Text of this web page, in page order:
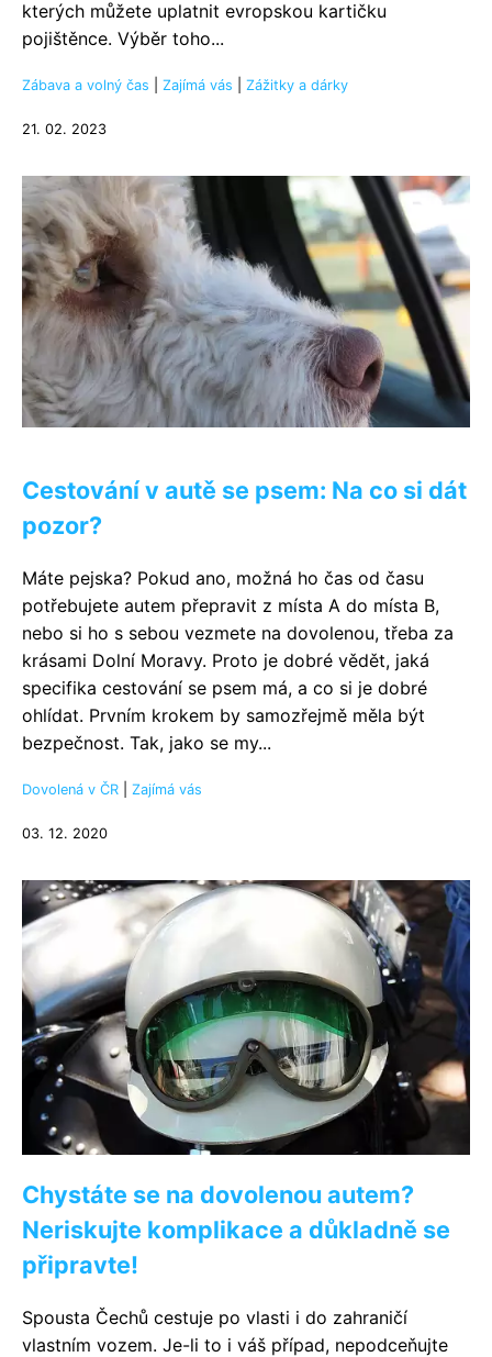
kterých můžete uplatnit evropskou kartičku
pojištěnce. Výběr toho...
Zábava a volný čas Zajímá vás Zážitky a dárky
21. 02. 2023
Cestování v autě se psem: Na co si dát
pozor?
Máte pejska? Pokud ano, možná ho čas od času
potřebujete autem přepravit z místa A do místa B,
nebo si ho s sebou vezmete na dovolenou, třeba za
krásami Dolní Moravy. Proto je dobré vědět, jaká
specifika cestování se psem má, a co si je dobré
ohlídat. Prvním krokem by samozřejmě měla být
bezpečnost. Tak, jako se my...
Dovolená v ČR Zajímá vás
03. 12. 2020
Chystáte se na dovolenou autem?
Neriskujte komplikace a důkladně se
připravte!
Spousta Čechů cestuje po vlasti i do zahraničí
vlastním vozem. Je-li to i váš případ, nepodceňujte